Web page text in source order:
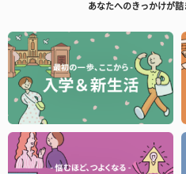
あなたへのきっかけが